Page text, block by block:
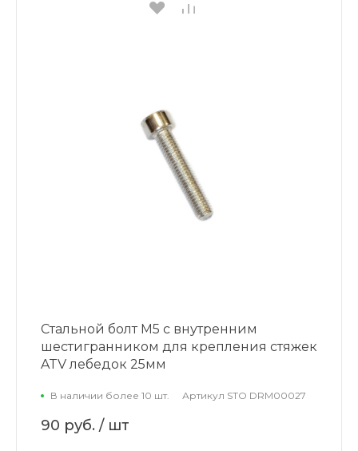
Стальной болт М5 с внутренним
шестигранником для крепления стяжек
ATV лебедок 25мм
В наличии более 10 шт. Артикул STO DRM00027
90 руб. / шт